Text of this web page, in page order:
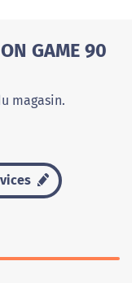
GAME 90
magasin.